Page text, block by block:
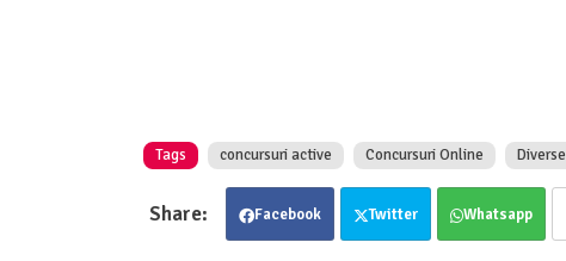
Tags concursuri active Concursuri Online Diverse
Facebook Twitter Whatsapp